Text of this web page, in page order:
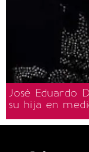
José Eduardo
su hija en